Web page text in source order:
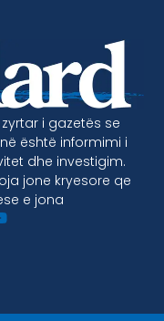
i gazetës se
është informimi i
dhe investigim.
jone kryesore qe
e jona